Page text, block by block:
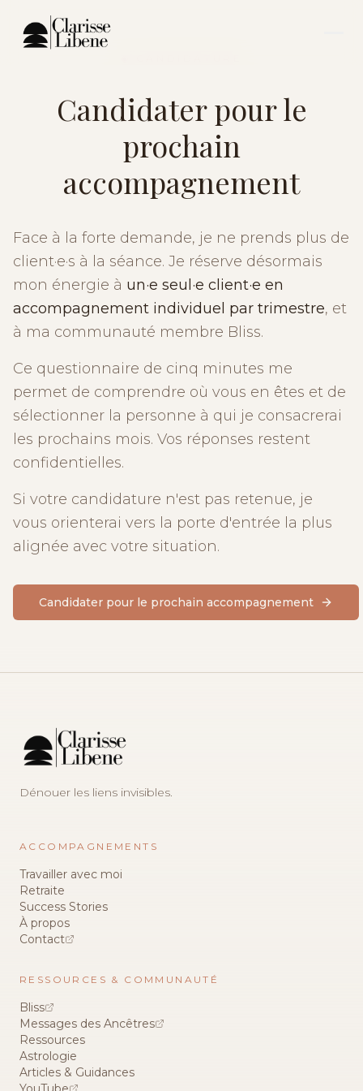
Candidater pour le
prochain
accompagnement
Face à la forte demande, je ne prends plus de
client·e·s à la séance. Je réserve désormais
mon énergie à un·e seul·e client·e en
accompagnement individuel par trimestre, et
à ma communauté membre Bliss.
Ce questionnaire de cinq minutes me
permet de comprendre où vous en êtes et de
sélectionner la personne à qui je consacrerai
les prochains mois. Vos réponses restent
confidentielles.
Si votre candidature n'est pas retenue, je
vous orienterai vers la porte d'entrée la plus
alignée avec votre situation.
Candidater pour le prochain accompagnement
Dénouer les liens invisibles.
ACCOMPAGNEMENTS
Travailler avec moi
Retraite
Success Stories
À propos
Contact
RESSOURCES & COMMUNAUTÉ
Bliss
Messages des Ancêtres
Ressources
Astrologie
Articles & Guidances